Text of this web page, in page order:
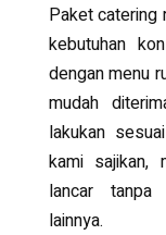
Paket catering
kebutuhan
dengan menu
mudah
lakukan
kami sajikan,
lancar tanpa
lainnya.